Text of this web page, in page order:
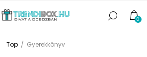
0
Top / Gyerekkönyv